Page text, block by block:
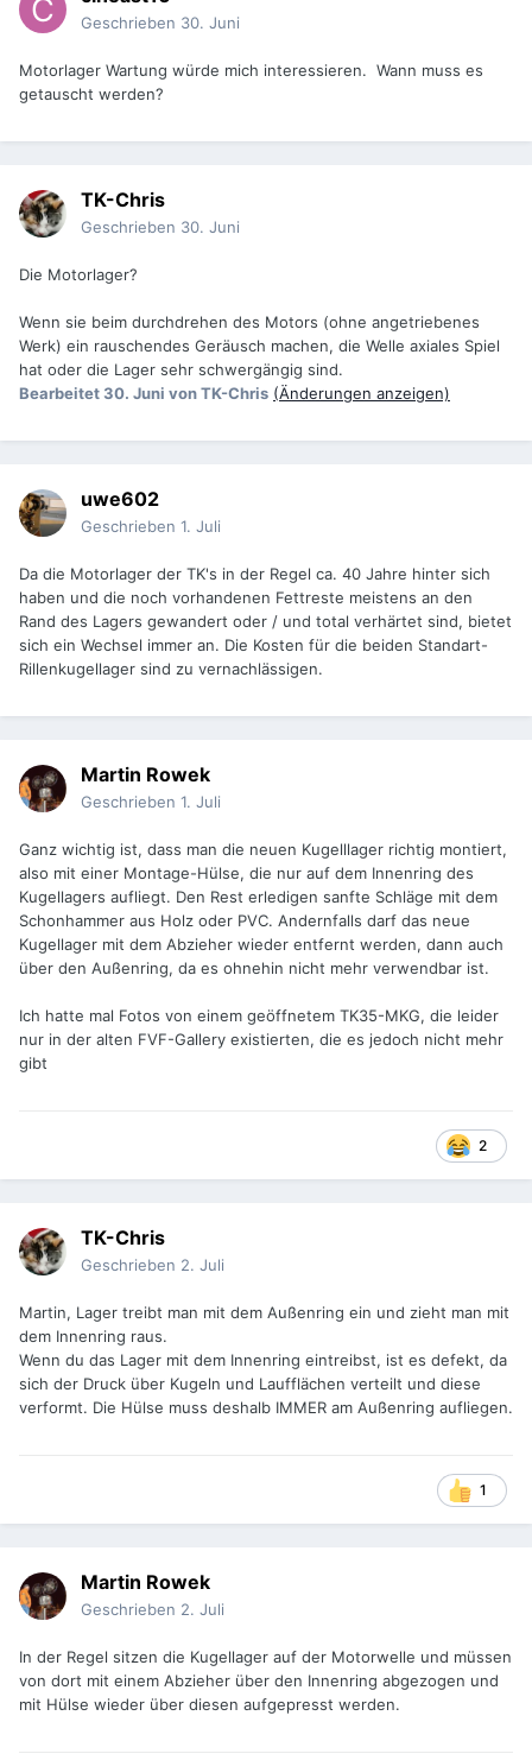
Geschrieben 30. Juni
Motorlager Wartung würde mich interessieren. Wann muss es
getauscht werden?
TK-Chris
Geschrieben 30. Juni
Die Motorlager?
Wenn sie beim durchdrehen des Motors (ohne angetriebenes
Werk) ein rauschendes Geräusch machen, die Welle axiales Spiel
hat oder die Lager sehr schwergängig sind.
Bearbeitet30. Juni von TK-Chris (Änderungen anzeigen)
uwe602
Geschrieben 1. Juli
Da die Motorlager der TK's in der Regel ca. 40 Jahre hinter sich
haben und die noch vorhandenen Fettreste meistens an den
Rand des Lagers gewandert oder / und total verhärtet sind, bietet
sich ein Wechsel immer an. Die Kosten für die beiden Standart-
Rillenkugellager sind zu vernachlässigen.
Martin Rowek
Geschrieben 1. Juli
Ganz wichtig ist, dass man die neuen Kugelllager richtig montiert,
also mit einer Montage-Hülse, die nur auf dem Innenring des
Kugellagers aufliegt. Den Rest erledigen sanfte Schläge mit dem
Schonhammer aus Holz oder PVC. Andernfalls darf das neue
Kugellager mit dem Abzieher wieder entfernt werden, dann auch
über den Außenring, da es ohnehin nicht mehr verwendbar ist.
Ich hatte mal Fotos von einem geöffnetem TK35-MKG, die leider
nur in der alten FVF-Gallery existierten, die es jedoch nicht mehr
gibt
2
TK-Chris
Geschrieben 2. Juli
Martin, Lager treibt man mit dem Außenring ein und zieht man mit
dem Innenring raus.
Wenn du das Lager mit dem Innenring eintreibst, ist es defekt, da
sich der Druck über Kugeln und Laufflächen verteilt und diese
verformt. Die Hülse muss deshalb IMMER am Außenring aufliegen.
1
Martin Rowek
Geschrieben 2. Juli
In der Regel sitzen die Kugellager auf der Motorwelle und müssen
von dort mit einem Abzieher über den Innenring abgezogen und
mit Hülse wieder über diesen aufgepresst werden.